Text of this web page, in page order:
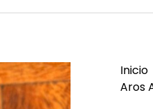
Inicio
Aros